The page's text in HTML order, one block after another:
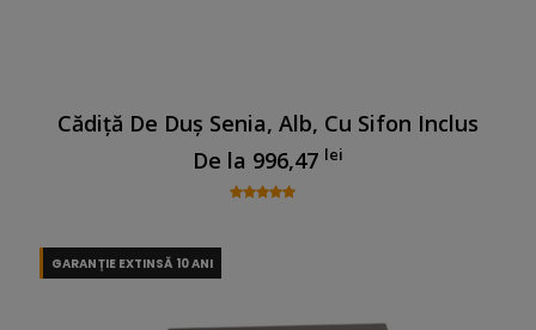
Cădiță De Duș Senia, Alb, Cu Sifon Inclus
De la 996,47 lei